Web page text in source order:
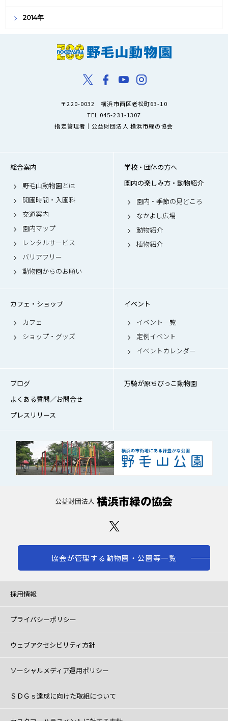
2014年
〒220-0032 横浜市西区老松町63-10
TEL 045-231-1307
指定管理者｜公益財団法人 横浜市緑の協会
総合案内
野毛山動物園とは
開園時間・入園料
交通案内
園内マップ
レンタルサービス
バリアフリー
動物園からのお願い
学校・団体の方へ
園内の楽しみ方・動物紹介
園内・季節の見どころ
なかよし広場
動物紹介
植物紹介
カフェ・ショップ
カフェ
ショップ・グッズ
イベント
イベント一覧
定例イベント
イベントカレンダー
ブログ
よくある質問／お問合せ
プレスリリース
万騎が原ちびっこ動物園
協会が管理する動物園・公園等一覧
採用情報
プライバシーポリシー
ウェブアクセシビリティ方針
ソーシャルメディア運用ポリシー
ＳＤＧｓ達成に向けた取組について